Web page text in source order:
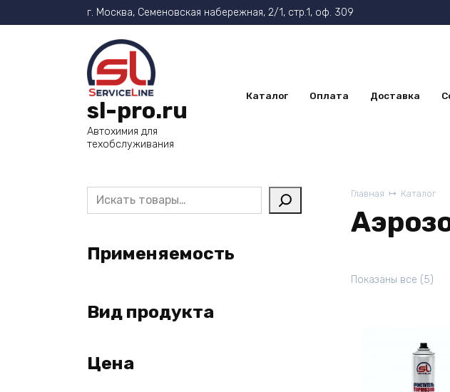
к
г. Москва, Семеновская набережная, 2/1, стр.1, оф. 309
sl-pro.ru
Автохимия для
техобслуживания
Каталог Оплата Доставка
Главная Каталог
Показаны все (5)
Поиск
Применяемость
Вид продукта
Цена